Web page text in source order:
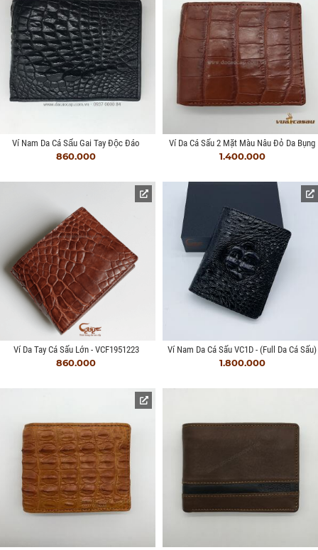
Ví Nam Da Cá Sấu Gai Tay Độc Đáo
860.000
Ví Da Cá Sấu 2 Mặt Màu Nâu Đỏ Da Bụng
1.400.000
Ví Da Tay Cá Sấu Lớn - VCF1951223
860.000
Ví Nam Da Cá Sấu VC1D - (full Da Cá Sấu)
1.800.000